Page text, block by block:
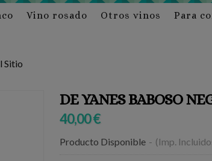
Vino rosado Otros vinos Para
Sitio
DE YANES BABOSO
40,00 €
Producto Disponible - (Imp.